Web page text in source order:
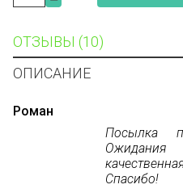
ОТЗЫВЫ (10)
ОПИСАНИЕ
Роман
Посылка
Спасибо!